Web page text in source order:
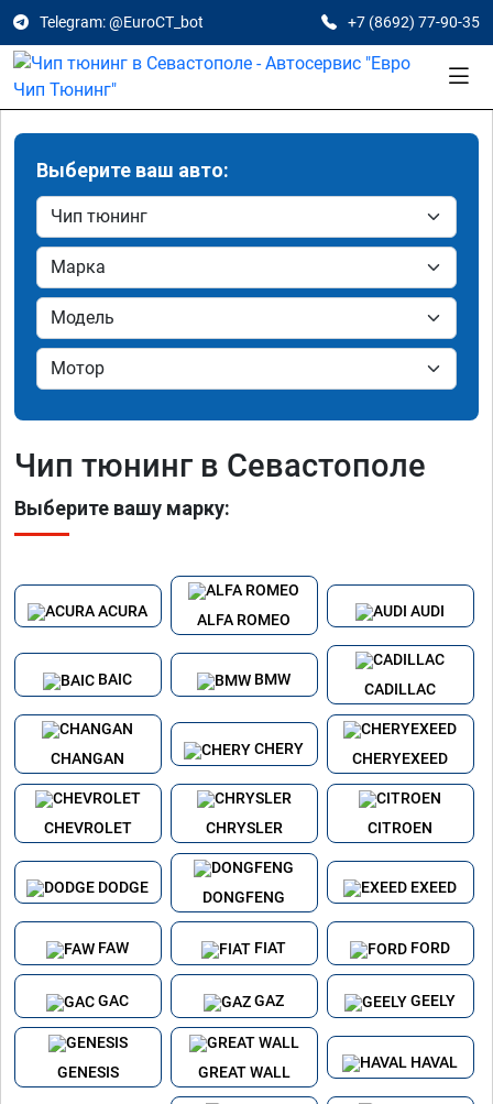
Telegram: @EuroCT_bot +7 (8692) 77-90-35
Выберите ваш авто:
Чип тюнинг в Севастополе
Выберите вашу марку:
ACURA
ALFA ROMEO
AUDI
BAIC BMW
CADILLAC
CHANGAN
CHERY
CHERYEXEED
CHEVROLET CHRYSLER CITROEN
DODGE
DONGFENG
EXEED
FAW FIAT FORD
GAC GAZ GEELY
GENESIS GREAT WALL
HAVAL